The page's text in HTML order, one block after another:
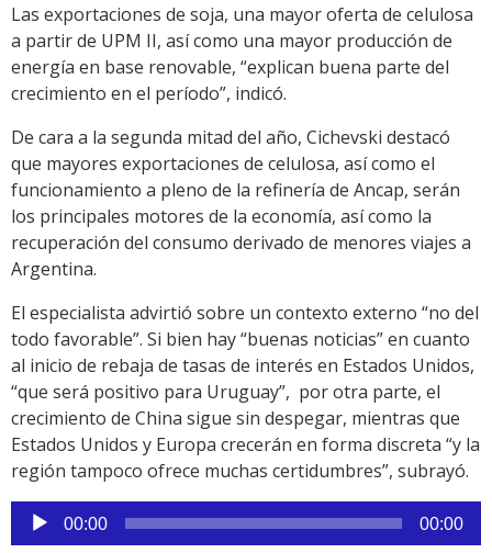
Las exportaciones de soja, una mayor oferta de celulosa
a partir de UPM II, así como una mayor producción de
energía en base renovable, “explican buena parte del
crecimiento en el período”, indicó.
De cara a la segunda mitad del año, Cichevski destacó
que mayores exportaciones de celulosa, así como el
funcionamiento a pleno de la refinería de Ancap, serán
los principales motores de la economía, así como la
recuperación del consumo derivado de menores viajes a
Argentina.
El especialista advirtió sobre un contexto externo “no del
todo favorable”. Si bien hay “buenas noticias” en cuanto
al inicio de rebaja de tasas de interés en Estados Unidos,
“que será positivo para Uruguay”, por otra parte, el
crecimiento de China sigue sin despegar, mientras que
Estados Unidos y Europa crecerán en forma discreta “y la
región tampoco ofrece muchas certidumbres”, subrayó.
Reproductor
de
00:00 00:00